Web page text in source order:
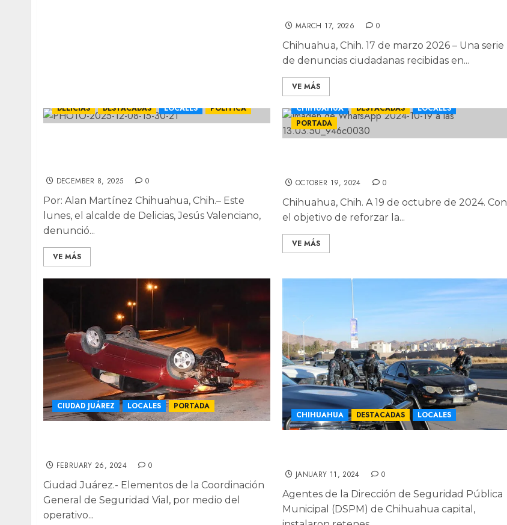
MARCH 17, 2026 0
Chihuahua, Chih. 17 de marzo 2026 – Una serie
de denuncias ciudadanas recibidas en...
VE MÁS
DELICIAS
DESTACADAS LOCALES POLÍTICA
DECEMBER 8, 2025 0
Por: Alan Martínez Chihuahua, Chih.– Este
lunes, el alcalde de Delicias, Jesús Valenciano,
denunció...
VE MÁS
CHIHUAHUA DESTACADAS
LOCALES
PORTADA
OCTOBER 19, 2024 0
Chihuahua, Chih. A 19 de octubre de 2024. Con
el objetivo de reforzar la...
VE MÁS
CIUDAD JUÁREZ LOCALES PORTADA
FEBRUARY 26, 2024 0
Ciudad Juárez.- Elementos de la Coordinación
General de Seguridad Vial, por medio del
operativo...
CHIHUAHUA DESTACADAS LOCALES
JANUARY 11, 2024 0
Agentes de la Dirección de Seguridad Pública
Municipal (DSPM) de Chihuahua capital,